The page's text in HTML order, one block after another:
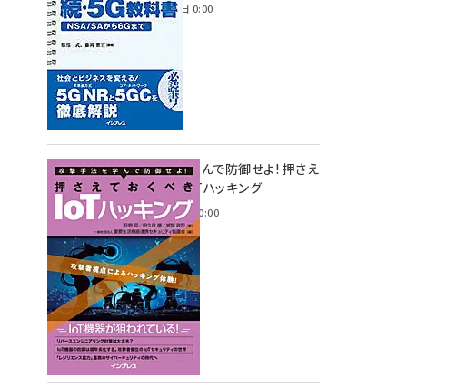
2023年4月3日 0:00
攻撃手法を学んで防御せよ! 押さえ
ておくべきIoTハッキング
2022年6月14日 0:00